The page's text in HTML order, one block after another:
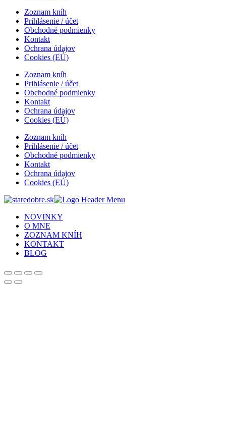
Zoznam kníh
Prihlásenie / účet
Obchodné podmienky
Kontakt
Ochrana údajov
Cookies (EÚ)
Zoznam kníh
Prihlásenie / účet
Obchodné podmienky
Kontakt
Ochrana údajov
Cookies (EÚ)
Zoznam kníh
Prihlásenie / účet
Obchodné podmienky
Kontakt
Ochrana údajov
Cookies (EÚ)
NOVINKY
O MNE
ZOZNAM KNÍH
KONTAKT
BLOG